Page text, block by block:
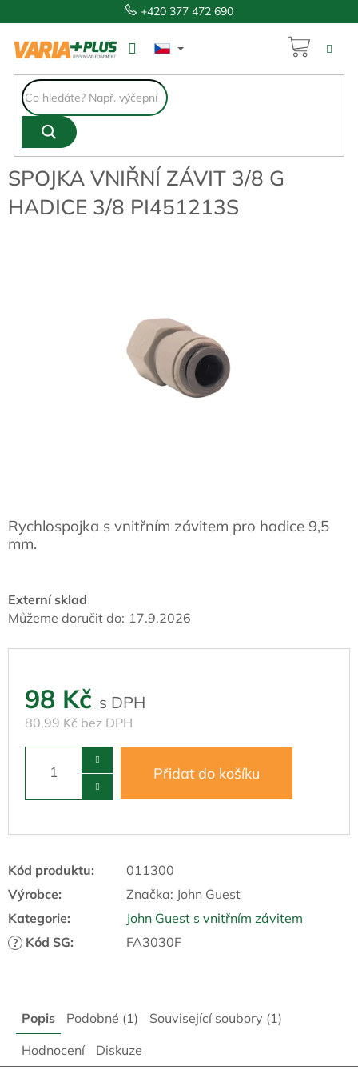
na
+420 377 472 690
SPOJKA VNIŘNÍ ZÁVIT 3/8 G
HADICE 3/8 PI451213S
Externí sklad
Můžeme doručit do: 17.9.2026
98 Kč
80,99 Kč bez DPH
Přidat do košíku
Rychlospojka s vnitřním závitem pro hadice 9,5
mm.
Kód produktu:
011300
Výrobce:
Značka: John Guest
Kategorie: John Guest s vnitřním závitem
? Kód SG: FA3030F
Popis Podobné (1)
Související soubory (1)
Hodnocení
Diskuze
98 Kč